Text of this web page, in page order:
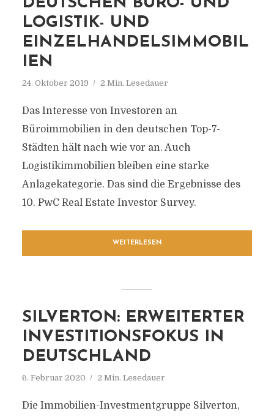
DEUTSCHEN BÜRO- UND
LOGISTIK- UND
EINZELHANDELSIMMOBIL
IEN
24. Oktober 2019 2 Min. Lesedauer
Das Interesse von Investoren an
Büroimmobilien in den deutschen Top-7-
Städten hält nach wie vor an. Auch
Logistikimmobilien bleiben eine starke
Anlagekategorie. Das sind die Ergebnisse des
10. PwC Real Estate Investor Survey.
WEITERLESEN
SILVERTON: ERWEITERTER
INVESTITIONSFOKUS IN
DEUTSCHLAND
6. Februar 2020 2 Min. Lesedauer
Die Immobilien-Investmentgruppe Silverton,